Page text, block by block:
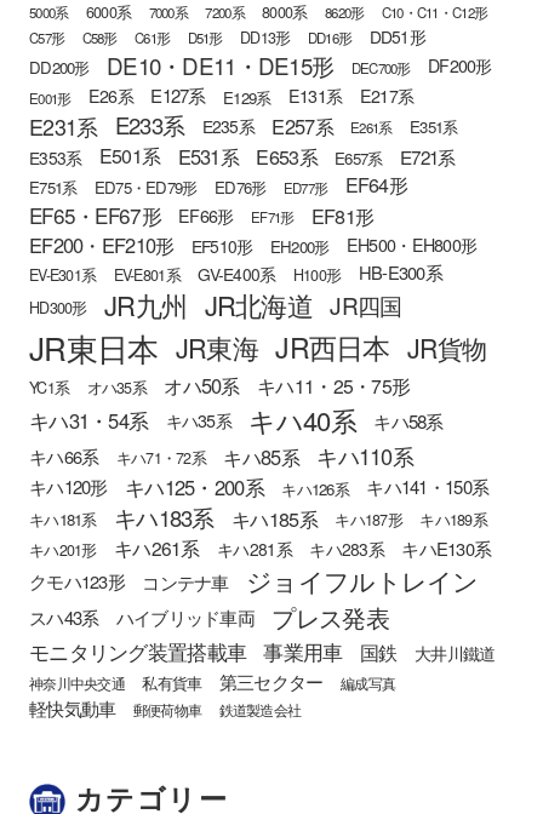
5000系 6000系 7000系 7200系 8000系 8620形
C10・C11・C12形
C57形
C58形 C61形 D51形 DD13形 DD16形 DD51形
DD200形 DE10・DE11・DE15形 DEC700形 DF200形
E001形 E26系 E127系 E129系 E131系 E217系
E231系 E233系 E235系 E257系 E261系 E351系
E353系 E501系 E531系 E653系 E657系 E721系
E751系 ED75・ED79形 ED76形 ED77形 EF64形
EF65・EF67形 EF66形 EF71形
EF81形
EF200・EF210形
EF510形 EH200形 EH500・EH800形
EV-E301系 EV-E801系 GV-E400系 H100形 HB-E300系
HD300形 JR九州 JR北海道 JR四国
JR東日本 JR東海 JR西日本 JR貨物
YC1系 オハ35系 オハ50系 キハ11・25・75形
キハ31・54系 キハ35系 キハ40系 キハ58系
キハ66系 キハ71・72系 キハ85系 キハ110系
キハ120形 キハ125・200系 キハ126系 キハ141・150系
キハ181系 キハ183系 キハ185系 キハ187形
キハ189系
キハ201形
キハ261系 キハ281系 キハ283系
キハE130系
クモハ123形
コンテナ車 ジョイフルトレイン
スハ43系 ハイブリッド車両 プレス発表
モニタリング装置搭載車 事業用車 国鉄 大井川鐵道
神奈川中央交通 私有貨車 第三セクター 編成写真
軽快気動車 郵便荷物車 鉄道製造会社
カテゴリー